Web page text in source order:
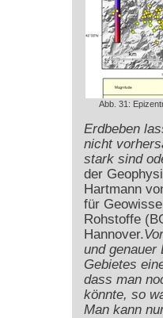
Abb. 31:
Erdbeben
nicht
stark sind
der
Hartmann
für
Rohstoffe
Hannover.
und genauer
Gebietes
dass man
könnte, so
Man kann